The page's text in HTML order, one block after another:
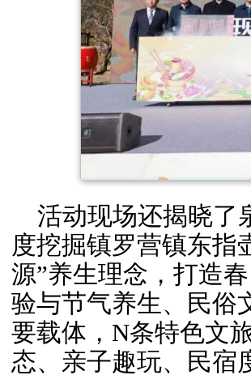
活动现场还揭晓了
度挖掘镇罗营镇东指
源”养生理念，打造
验与节气养生、民俗
要载体，N条特色文
态、亲子趣玩、民宿